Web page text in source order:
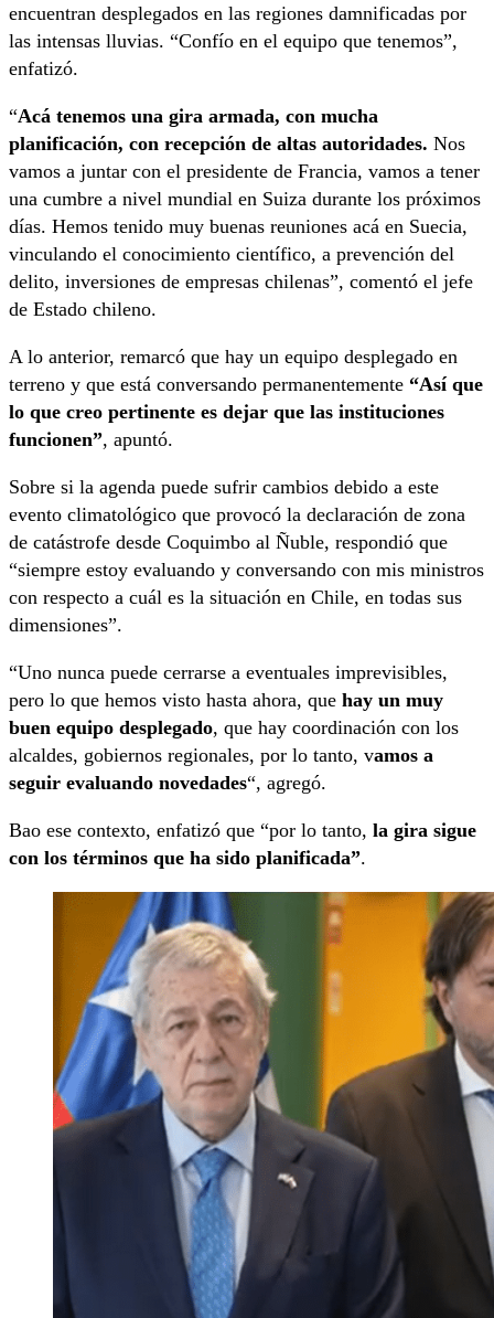
encuentran desplegados en las regiones damnificadas por
las intensas lluvias. “Confío en el equipo que tenemos”,
enfatizó.
“Acá tenemos una gira armada, con mucha
planificación, con recepción de altas autoridades. Nos
vamos a juntar con el presidente de Francia, vamos a tener
una cumbre a nivel mundial en Suiza durante los próximos
días. Hemos tenido muy buenas reuniones acá en Suecia,
vinculando el conocimiento científico, a prevención del
delito, inversiones de empresas chilenas”, comentó el jefe
de Estado chileno.
A lo anterior, remarcó que hay un equipo desplegado en
terreno y que está conversando permanentemente “Así que
lo que creo pertinente es dejar que las instituciones
funcionen”, apuntó.
Sobre si la agenda puede sufrir cambios debido a este
evento climatológico que provocó la declaración de zona
de catástrofe desde Coquimbo al Ñuble, respondió que
“siempre estoy evaluando y conversando con mis ministros
con respecto a cuál es la situación en Chile, en todas sus
dimensiones”.
“Uno nunca puede cerrarse a eventuales imprevisibles,
pero lo que hemos visto hasta ahora, que hay un muy
buen equipo desplegado, que hay coordinación con los
alcaldes, gobiernos regionales, por lo tanto, vamos a
seguir evaluando novedades“, agregó.
Bao ese contexto, enfatizó que “por lo tanto, la gira sigue
con los términos que ha sido planificada”.